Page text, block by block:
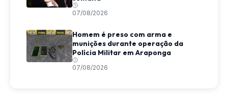
07/08/2026
Homem é preso com arma e
munições durante operação da
Polícia Militar em Araponga
07/08/2026